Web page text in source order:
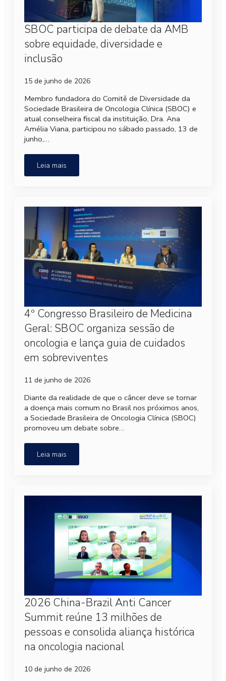
SBOC participa de debate da AMB
sobre equidade, diversidade e
inclusão
15 de junho de 2026
Membro fundadora do Comitê de Diversidade da
Sociedade Brasileira de Oncologia Clínica (SBOC) e
atual conselheira fiscal da instituição, Dra. Ana
Amélia Viana, participou no sábado passado, 13 de
junho,…
Leia mais
4º Congresso Brasileiro de Medicina
Geral: SBOC organiza sessão de
oncologia e lança guia de cuidados
em sobreviventes
11 de junho de 2026
Diante da realidade de que o câncer deve se tornar
a doença mais comum no Brasil nos próximos anos,
a Sociedade Brasileira de Oncologia Clínica (SBOC)
promoveu um debate sobre…
Leia mais
2026 China-Brazil Anti Cancer
Summit reúne 13 milhões de
pessoas e consolida aliança histórica
na oncologia nacional
10 de junho de 2026